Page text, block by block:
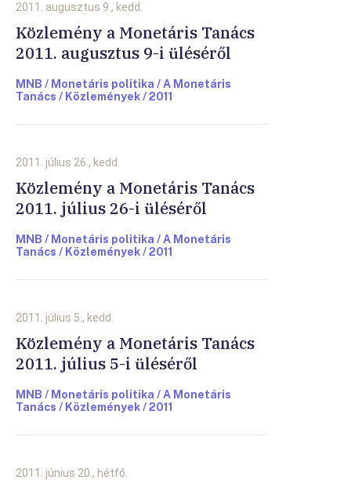
2011. augusztus 9., kedd.
Közlemény a Monetáris Tanács
2011. augusztus 9-i üléséről
MNB / Monetáris politika / A Monetáris
Tanács / Közlemények / 2011
2011. július 26., kedd.
Közlemény a Monetáris Tanács
2011. július 26-i üléséről
MNB / Monetáris politika / A Monetáris
Tanács / Közlemények / 2011
2011. július 5., kedd.
Közlemény a Monetáris Tanács
2011. július 5-i üléséről
MNB / Monetáris politika / A Monetáris
Tanács / Közlemények / 2011
2011. június 20., hétfő.